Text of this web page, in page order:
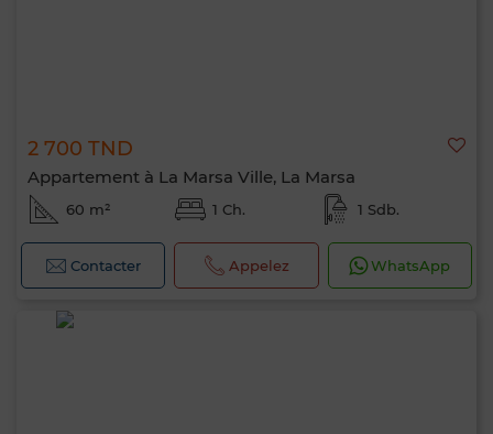
2 700 TND
Appartement à La Marsa Ville, La Marsa
60 m² 1 Ch. 1 Sdb.
Contacter Appelez WhatsApp